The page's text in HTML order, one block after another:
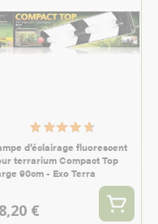
d’éclairage fluorescent
terrarium Compact Top
90cm - Exo Terra
€